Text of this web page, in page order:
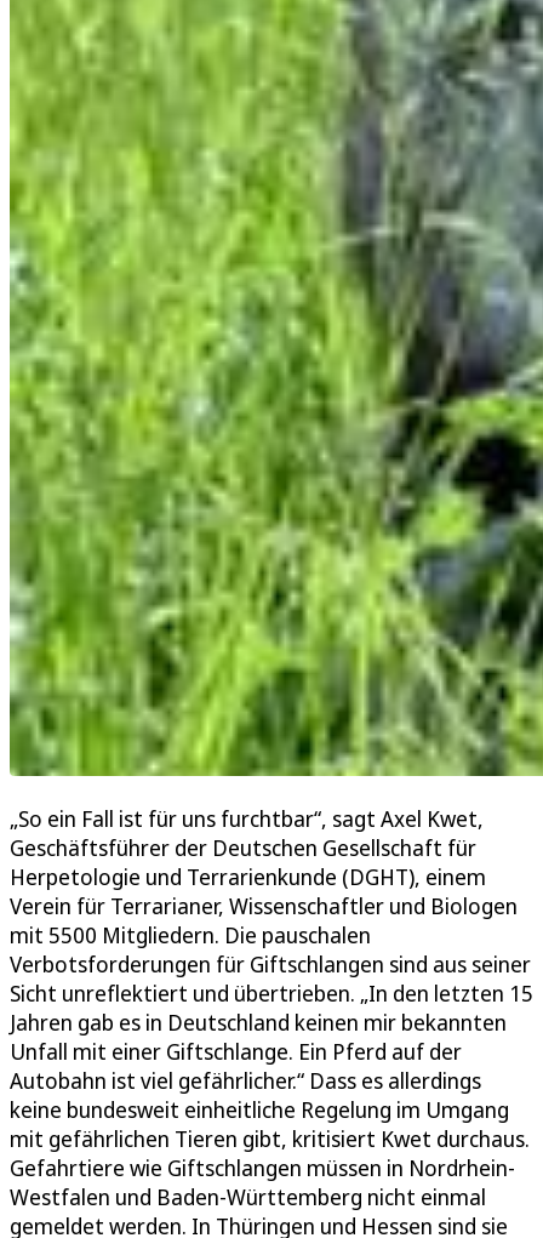
„So ein Fall ist für uns furchtbar“, sagt Axel Kwet,
Geschäftsführer der Deutschen Gesellschaft für
Herpetologie und Terrarienkunde (DGHT), einem
Verein für Terrarianer, Wissenschaftler und Biologen
mit 5500 Mitgliedern. Die pauschalen
Verbotsforderungen für Giftschlangen sind aus seiner
Sicht unreflektiert und übertrieben. „In den letzten 15
Jahren gab es in Deutschland keinen mir bekannten
Unfall mit einer Giftschlange. Ein Pferd auf der
Autobahn ist viel gefährlicher.“ Dass es allerdings
keine bundesweit einheitliche Regelung im Umgang
mit gefährlichen Tieren gibt, kritisiert Kwet durchaus.
Gefahrtiere wie Giftschlangen müssen in Nordrhein-
Westfalen und Baden-Württemberg nicht einmal
gemeldet werden. In Thüringen und Hessen sind sie